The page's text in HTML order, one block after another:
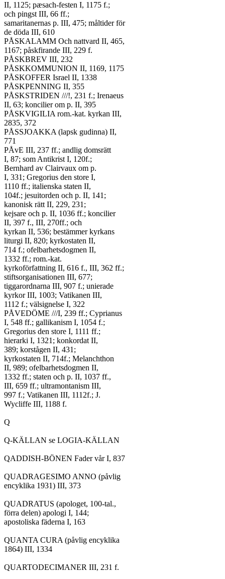
II, 1125; pæsach-festen I, 1175 f.;
och pingst III, 66 ff.;
samaritanernas p. III, 475; måltider för
de döda III, 610
PÅSKALAMM Och nattvard II, 465,
1167; påskfirande III, 229 f.
PÅSKBREV III, 232
PÅSKKOMMUNION II, 1169, 1175
PÅSKOFFER Israel II, 1338
PÅSKPENNING II, 355
PÅSKSTRIDEN ///!, 231 f.; Irenaeus
II, 63; koncilier om p. II, 395
PÅSKVIGILIA rom.-kat. kyrkan III,
2835, 372
PÅSSJOAKKA (lapsk gudinna) II,
771
PÅvE III, 237 ff.; andlig domsrätt
I, 87; som Antikrist I, 120f.;
Bernhard av Clairvaux om p.
I, 331; Gregorius den store I,
1110 ff.; italienska staten II,
104f.; jesuitorden och p. II, 141;
kanonisk rätt II, 229, 231;
kejsare och p. II, 1036 ff.; koncilier
II, 397 f., III, 270ff.; och
kyrkan II, 536; bestämmer kyrkans
liturgi II, 820; kyrkostaten II,
714 f.; ofelbarhetsdogmen II,
1332 ff.; rom.-kat.
kyrkoförfattning II, 616 f., III, 362 ff.;
stiftsorganisationen III, 677;
tiggarordnarna III, 907 f.; unierade
kyrkor III, 1003; Vatikanen III,
1112 f.; välsignelse I, 322
PÅVEDÖME ///I, 239 ff.; Cyprianus
I, 548 ff.; gallikanism I, 1054 f.;
Gregorius den store I, 1111 ff.;
hierarki I, 1321; konkordat II,
389; korstågen II, 431;
kyrkostaten II, 714f.; Melanchthon
II, 989; ofelbarhetsdogmen II,
1332 ff.; staten och p. II, 1037 ff.,
III, 659 ff.; ultramontanism III,
997 f.; Vatikanen III, 1112f.; J.
Wycliffe III, 1188 f.
Q
Q-KÄLLAN se LOGIA-KÄLLAN
QADDISH-BÖNEN Fader vår I, 837
QUADRAGESIMO ANNO (påvlig
encyklika 1931) III, 373
QUADRATUS (apologet, 100-tal.,
förra delen) apologi I, 144;
apostoliska fäderna I, 163
QUANTA CURA (påvlig encyklika
1864) III, 1334
QUARTODECIMANER III, 231 f.